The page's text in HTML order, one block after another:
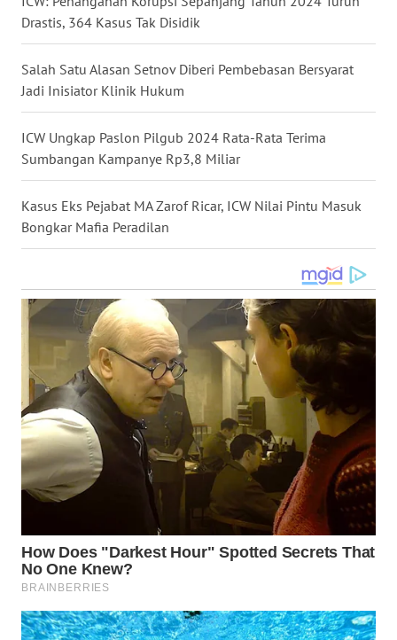
Drastis, 364 Kasus Tak Disidik
Salah Satu Alasan Setnov Diberi Pembebasan Bersyarat
Jadi Inisiator Klinik Hukum
ICW Ungkap Paslon Pilgub 2024 Rata-Rata Terima
Sumbangan Kampanye Rp3,8 Miliar
Kasus Eks Pejabat MA Zarof Ricar, ICW Nilai Pintu Masuk
Bongkar Mafia Peradilan
WN
NUSANTARA
WN
WN
WN
BALI
KALBAR
WN
KALTENG
WN
KALTARA
WN
KALSEL
WN
KALTIM
WN
SULSEL